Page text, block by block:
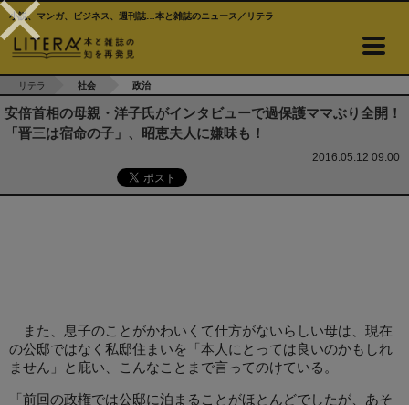
小説、マンガ、ビジネス、週刊誌…本と雑誌のニュース／リテラ
リテラ 社会 政治
安倍首相の母親・洋子氏がインタビューで過保護ママぶり全開！
「晋三は宿命の子」、昭恵夫人に嫌味も！
2016.05.12 09:00
また、息子のことがかわいくて仕方がないらしい母は、現在
の公邸ではなく私邸住まいを「本人にとっては良いのかもしれ
ません」と庇い、こんなことまで言ってのけている。
「前回の政権では公邸に泊まることがほとんどでしたが、あそ